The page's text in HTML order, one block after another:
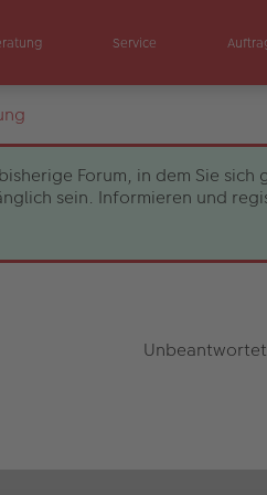
Service
Forum, in dem Sie
sein. Informieren und